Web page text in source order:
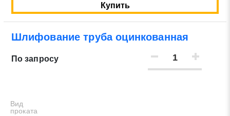
Купить
Шлифование труба оцинкованная
По запросу
Вид
проката